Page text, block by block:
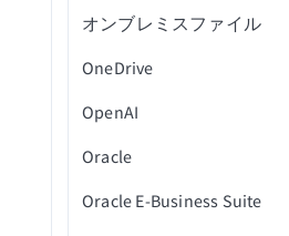
索（バッチ）
ド
新
新規リードアクティ
チ）
一括エクスポート（バ
を一括インポート（バ
スを変更（バッチ）
タイム）
新規または更新済み
ェクト
新規または更新済み
オブジェクトの検索
オブジェクトの更新
オブジェクトを更新
ドキュメントを更新
新規イベント
細を取得
コメントを投稿
人物プロファイルを検
人物プロファイルを更
ムレコード
新規または更新済み
ドをエクスポート
新規レコード
新規/更新済みレコー
新規/更新済みレコー
実行
のトラブルシューテ
NetSuiteランタイム
検索
コネクション設定
アクション
コマンドラインスク
オンブレミスファイル
コネクション設定
トリガー
フォルダ内の新規フ
フォルダ内の新規
アクション
ファイルのアップロー
OneDrive
コネクション設定
トリガー
新規イベントトリガ
アクション
OpenAI
コネクション設定
アクション
Oracle
コネクション設定
Oracle E-Business Suite